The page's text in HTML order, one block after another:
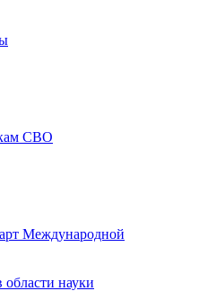
СВО
Международной
науки